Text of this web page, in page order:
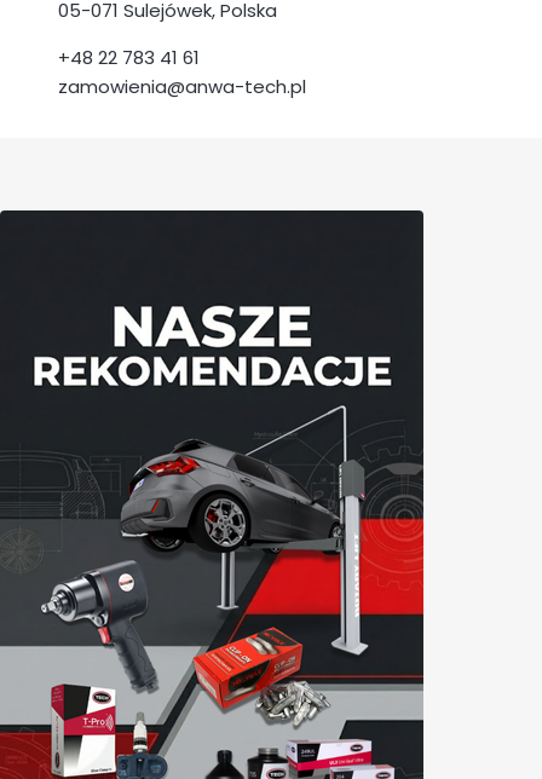
05-071 Sulejówek, Polska
+48 22 783 41 61
zamowienia@anwa-tech.pl